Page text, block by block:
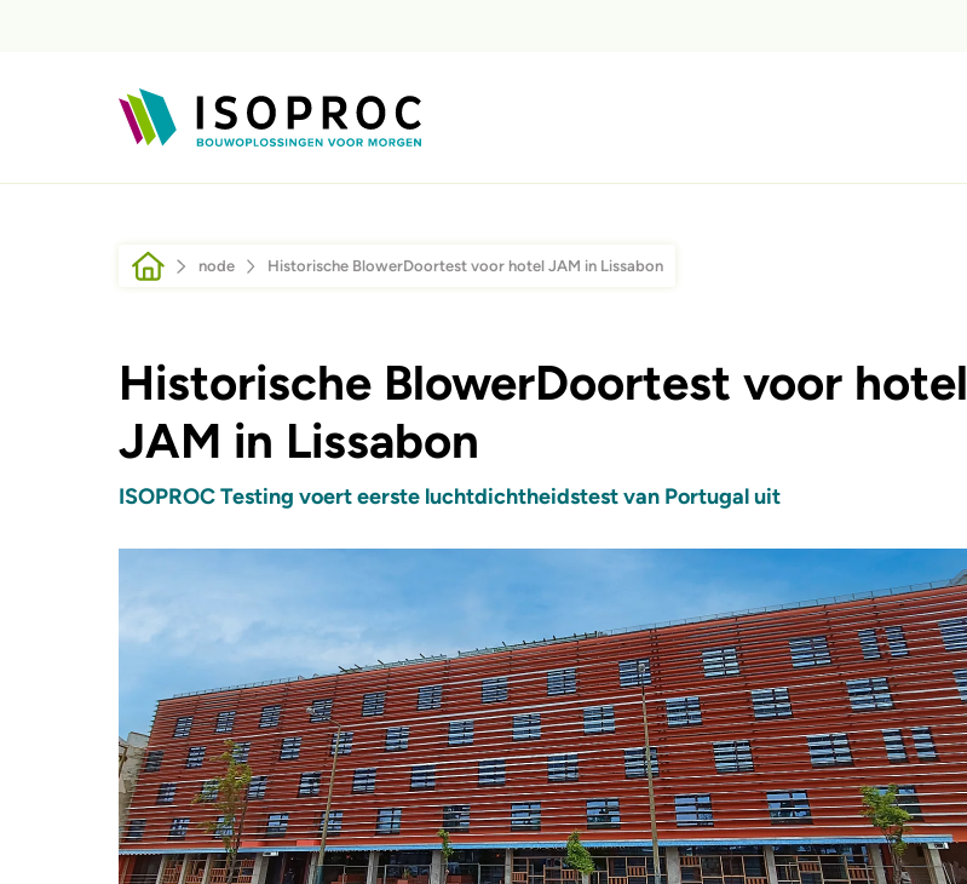
Breadcrumb
node Historische BlowerDoortest voor hotel JAM in Lissabon
Historische BlowerDoortest voor hotel
JAM in Lissabon
ISOPROC Testing voert eerste luchtdichtheidstest van Portugal uit